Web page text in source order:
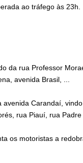
ao tráfego às 23h.
da rua Professor
avenida Brasil, ...
Carandaí,
rua Piauí, rua
os motoristas a